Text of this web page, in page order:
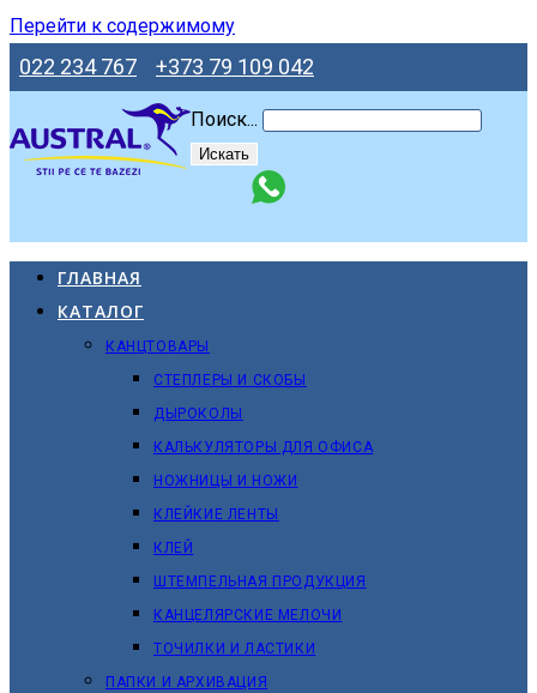
Перейти к содержимому
022 234 767 +373 79 109 042
Поиск...
Искать
ГЛАВНАЯ
КАТАЛОГ
КАНЦТОВАРЫ
СТЕПЛЕРЫ И СКОБЫ
ДЫРОКОЛЫ
КАЛЬКУЛЯТОРЫ ДЛЯ ОФИСА
НОЖНИЦЫ И НОЖИ
КЛЕЙКИЕ ЛЕНТЫ
КЛЕЙ
ШТЕМПЕЛЬНАЯ ПРОДУКЦИЯ
КАНЦЕЛЯРСКИЕ МЕЛОЧИ
ТОЧИЛКИ И ЛАСТИКИ
ПАПКИ И АРХИВАЦИЯ